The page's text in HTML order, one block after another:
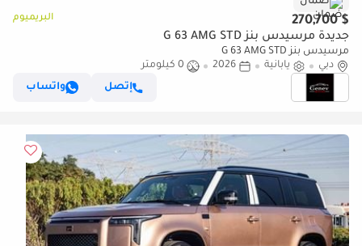
$ 270,700 البريميوم
جديدة مرسيدس بنز G 63 AMG STD
مرسيدس بنز G 63 AMG STD
دبي
يابانية 2026
0 كيلومتر
إتصل
واتساب